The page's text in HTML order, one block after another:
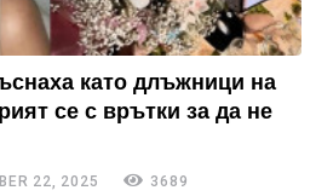
като длъжници на
се с врътки за да не
22, 2025
3689